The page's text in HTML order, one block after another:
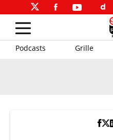
Podcasts Grille